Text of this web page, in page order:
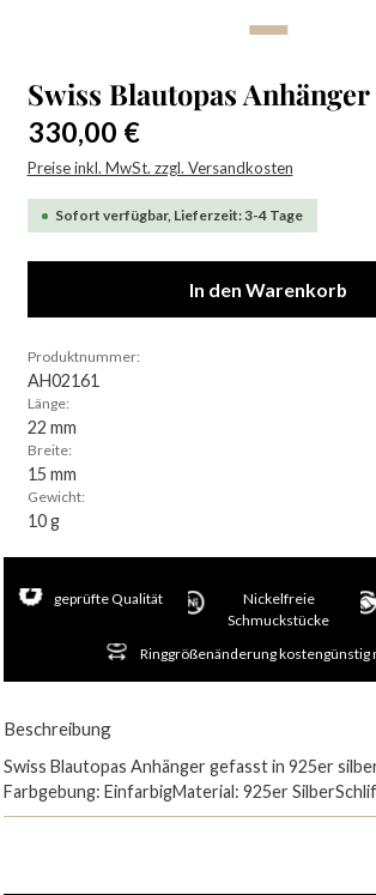
Swiss Blautopas
Regulärer Preis:
330,00 €
Preise inkl. MwSt. zzgl. Versandkosten
Sofort verfügbar, Lieferzeit: 3-4 Tage
In den Warenkorb
Produktnummer:
AH02161
Länge:
22 mm
Breite:
15 mm
Gewicht:
10 g
geprüfte Qualität
Nickelfreie
Schmuckstücke
Ringgrößenänderung kostengünstig
Beschreibung
Swiss Blautopas Anhänger gefasst in 925er
Farbgebung: EinfarbigMaterial: 925er